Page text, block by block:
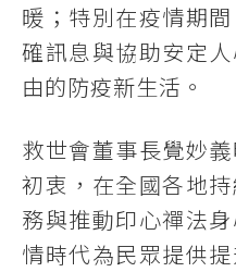
暖；特別在疫情期
確訊息與協助安定
由的防疫新生活。
救世會董事長覺妙
初衷，在全國各地
務與推動印心禪法
情時代為民眾提供